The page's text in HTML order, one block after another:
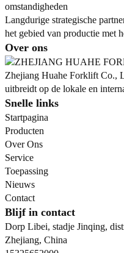
omstandigheden
Langdurige strategische
het gebied van productie met
Over ons
Zhejiang Huahe Forklift Co.,
uitbreidt op de lokale en
Snelle links
Startpagina
Producten
Over Ons
Service
Toepassing
Nieuws
Contact
Blijf in contact
Dorp Libei, stadje Jinqing,
Zhejiang, China